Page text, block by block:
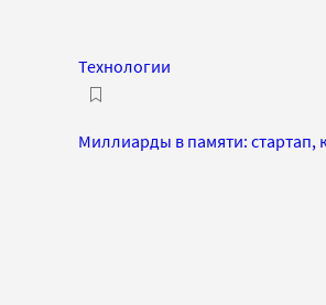
Технологии
Миллиарды в памяти: стартап,